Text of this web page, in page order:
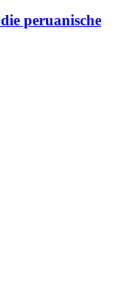
peruanische